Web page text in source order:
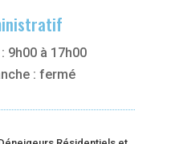
9h00 à 17h00
: fermé